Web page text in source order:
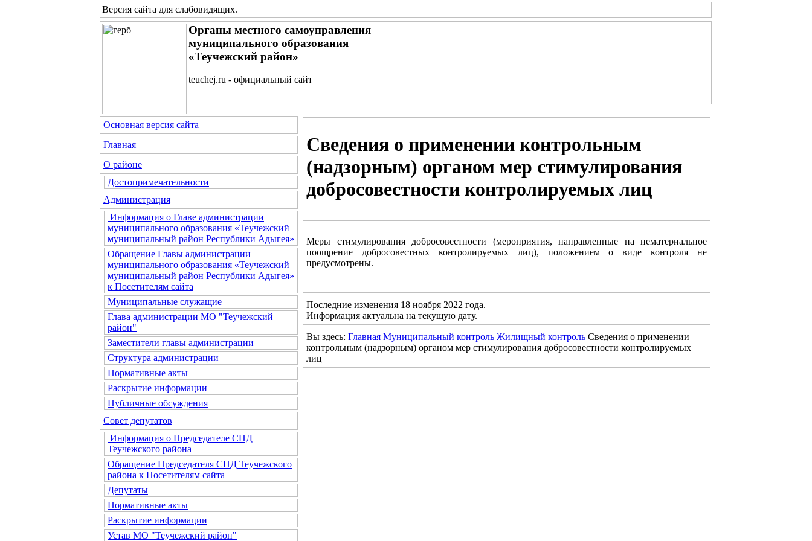
Версия сайта для слабовидящих.
Органы местного самоуправления
муниципального образования
«Теучежский район»
teuchej.ru - официальный сайт
Основная версия сайта
Главная
О районе
Достопримечательности
Администрация
Информация о Главе администрации
муниципального образования «Теучежский
муниципальный район Республики Адыгея»
Обращение Главы администрации
муниципального образования «Теучежский
муниципальный район Республики Адыгея»
к Посетителям сайта
Муниципальные служащие
Глава администрации МО "Теучежский
район"
Заместители главы администрации
Структура администрации
Нормативные акты
Раскрытие информации
Публичные обсуждения
Совет депутатов
Информация о Председателе СНД
Теучежского района
Обращение Председателя СНД Теучежского
района к Посетителям сайта
Депутаты
Нормативные акты
Раскрытие информации
Устав МО "Теучежский район"
Сведения о применении контрольным
(надзорным) органом мер стимулирования
добросовестности контролируемых лиц
Меры стимулирования добросовестности (мероприятия, направленные на нематериальное
поощрение добросовестных контролируемых лиц), положением о виде контроля не
предусмотрены.
Последние изменения 18 ноября 2022 года.
Информация актуальна на текущую дату.
Вы здесь: Главная Муниципальный контроль Жилищный контроль Сведения о применении
контрольным (надзорным) органом мер стимулирования добросовестности контролируемых
лиц